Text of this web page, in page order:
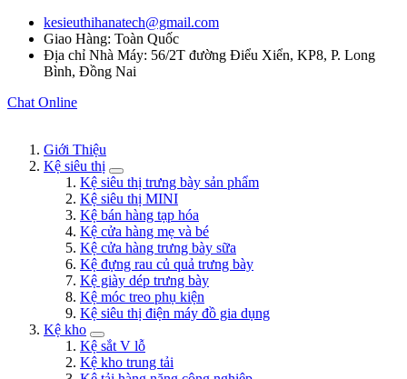
kesieuthihanatech@gmail.com
Giao Hàng: Toàn Quốc
Địa chỉ Nhà Máy: 56/2T đường Điểu Xiển, KP8, P. Long
Bình, Đồng Nai
Chat Online
Giới Thiệu
Kệ siêu thị
Kệ siêu thị trưng bày sản phẩm
Kệ siêu thị MINI
Kệ bán hàng tạp hóa
Kệ cửa hàng mẹ và bé
Kệ cửa hàng trưng bày sữa
Kệ đựng rau củ quả trưng bày
Kệ giày dép trưng bày
Kệ móc treo phụ kiện
Kệ siêu thị điện máy đồ gia dụng
Kệ kho
Kệ sắt V lỗ
Kệ kho trung tải